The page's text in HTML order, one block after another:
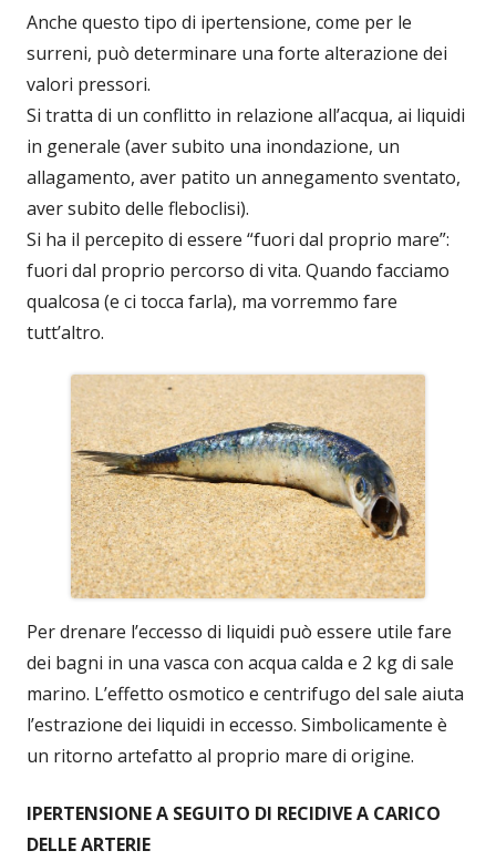
Anche questo tipo di ipertensione, come per le
surreni, può determinare una forte alterazione dei
valori pressori.
Si tratta di un conflitto in relazione all’acqua, ai liquidi
in generale (aver subito una inondazione, un
allagamento, aver patito un annegamento sventato,
aver subito delle fleboclisi).
Si ha il percepito di essere “fuori dal proprio mare”:
fuori dal proprio percorso di vita. Quando facciamo
qualcosa (e ci tocca farla), ma vorremmo fare
tutt’altro.
Per drenare l’eccesso di liquidi può essere utile fare
dei bagni in una vasca con acqua calda e 2 kg di sale
marino. L’effetto osmotico e centrifugo del sale aiuta
l’estrazione dei liquidi in eccesso. Simbolicamente è
un ritorno artefatto al proprio mare di origine.
IPERTENSIONE A SEGUITO DI RECIDIVE A CARICO
DELLE ARTERIE